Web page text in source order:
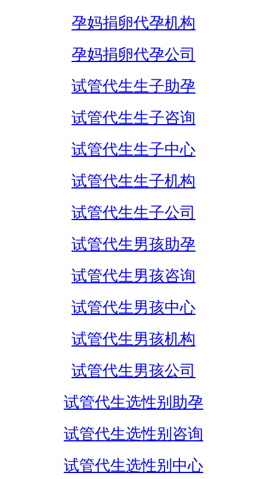
孕妈捐卵代孕机构
孕妈捐卵代孕公司
试管代生生子助孕
试管代生生子咨询
试管代生生子中心
试管代生生子机构
试管代生生子公司
试管代生男孩助孕
试管代生男孩咨询
试管代生男孩中心
试管代生男孩机构
试管代生男孩公司
试管代生选性别助孕
试管代生选性别咨询
试管代生选性别中心